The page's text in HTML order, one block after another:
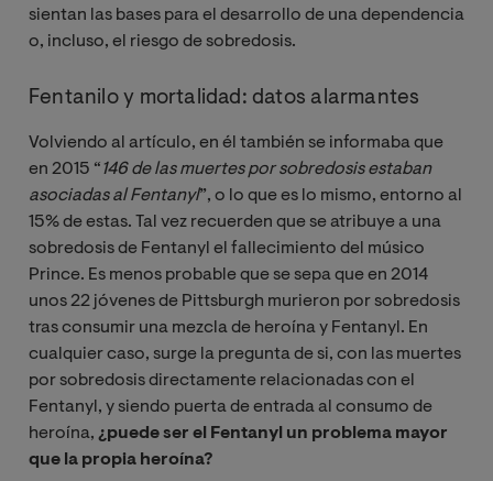
sientan las bases para el desarrollo de una dependencia
o, incluso, el riesgo de sobredosis.
Fentanilo y mortalidad: datos alarmantes
Volviendo al artículo, en él también se informaba que
en 2015 “146 de las muertes por sobredosis estaban
asociadas al Fentanyl”, o lo que es lo mismo, entorno al
15% de estas. Tal vez recuerden que se atribuye a una
sobredosis de Fentanyl el fallecimiento del músico
Prince. Es menos probable que se sepa que en 2014
unos 22 jóvenes de Pittsburgh murieron por sobredosis
tras consumir una mezcla de heroína y Fentanyl. En
cualquier caso, surge la pregunta de si, con las muertes
por sobredosis directamente relacionadas con el
Fentanyl, y siendo puerta de entrada al consumo de
heroína, ¿puede ser el Fentanyl un problema mayor
que la propia heroína?